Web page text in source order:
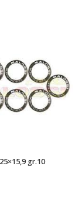
gr.10